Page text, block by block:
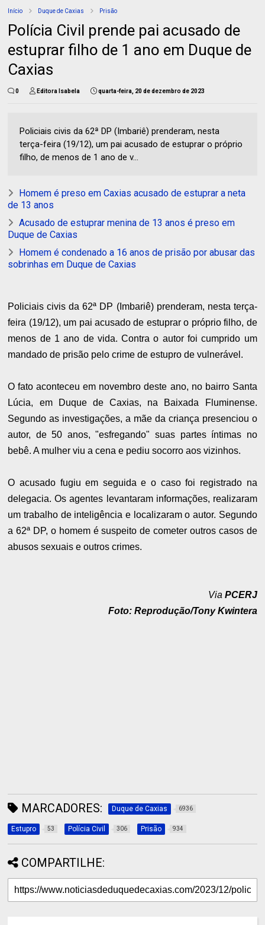
Início Duque de Caxias Prisão
Polícia Civil prende pai acusado de
estuprar filho de 1 ano em Duque de
Caxias
0 Editora Isabela quarta-feira, 20 de dezembro de 2023
Policiais civis da 62ª DP (Imbariê) prenderam, nesta
terça-feira (19/12), um pai acusado de estuprar o próprio
filho, de menos de 1 ano de v...
Homem é preso em Caxias acusado de estuprar a neta
de 13 anos
Acusado de estuprar menina de 13 anos é preso em
Duque de Caxias
Homem é condenado a 16 anos de prisão por abusar das
sobrinhas em Duque de Caxias
Policiais civis da 62ª DP (Imbariê) prenderam, nesta terça-
feira (19/12), um pai acusado de estuprar o próprio filho, de
menos de 1 ano de vida. Contra o autor foi cumprido um
mandado de prisão pelo crime de estupro de vulnerável.
O fato aconteceu em novembro deste ano, no bairro Santa
Lúcia, em Duque de Caxias, na Baixada Fluminense.
Segundo as investigações, a mãe da criança presenciou o
autor, de 50 anos, "esfregando" suas partes íntimas no
bebê. A mulher viu a cena e pediu socorro aos vizinhos.
O acusado fugiu em seguida e o caso foi registrado na
delegacia. Os agentes levantaram informações, realizaram
um trabalho de inteligência e localizaram o autor. Segundo
a 62ª DP, o homem é suspeito de cometer outros casos de
abusos sexuais e outros crimes.
Via PCERJ
Foto: Reprodução/Tony Kwintera
MARCADORES: Duque de Caxias 6936
Estupro 53 Polícia Civil 306 Prisão 934
COMPARTILHE: